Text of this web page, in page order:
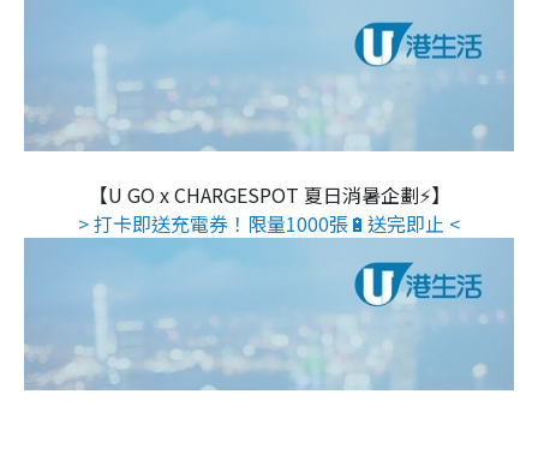
【U GO x CHARGESPOT 夏日消暑企劃⚡】
> 打卡即送充電券！限量1000張🔋送完即止 <